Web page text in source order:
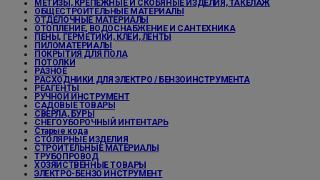
МЕТИЗЫ, КРЕПЕЖНЫЕ И СКОБЯНЫЕ ИЗДЕЛИЯ, ТАКЕЛАЖ
ОБЩЕСТРОИТЕЛЬНЫЕ МАТЕРИАЛЫ
ОТДЕЛОЧНЫЕ МАТЕРИАЛЫ
ОТОПЛЕНИЕ, ВОДОСНАБЖЕНИЕ И САНТЕХНИКА
ПЕНЫ, ГЕРМЕТИКИ, КЛЕИ, ЛЕНТЫ
ПИЛОМАТЕРИАЛЫ
ПОКРЫТИЯ ДЛЯ ПОЛА
ПОТОЛКИ
РАЗНОЕ
РАСХОДНИКИ ДЛЯ ЭЛЕКТРО / БЕНЗОИНСТРУМЕНТА
РЕАГЕНТЫ
РУЧНОЙ ИНСТРУМЕНТ
САДОВЫЕ ТОВАРЫ
СВЕРЛА, БУРЫ
СНЕГОУБОРОЧНЫЙ ИНТЕНТАРЬ
Старые кода
СТОЛЯРНЫЕ ИЗДЕЛИЯ
СТРОИТЕЛЬНЫЕ МАТЕРИАЛЫ
ТРУБОПРОВОД
ХОЗЯЙСТВЕННЫЕ ТОВАРЫ
ЭЛЕКТРО-БЕНЗО ИНСТРУМЕНТ